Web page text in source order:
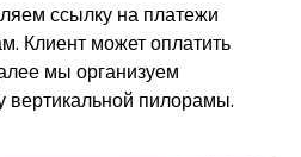
ссылку на платежи
Клиент может оплатить
мы организуем
вертикальной пилорамы.